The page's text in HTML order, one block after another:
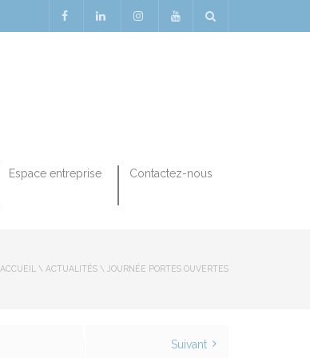
Espace entreprise Contactez-nous
ACCUEIL \ ACTUALITÉS \ JOURNÉE PORTES OUVERTES
Suivant